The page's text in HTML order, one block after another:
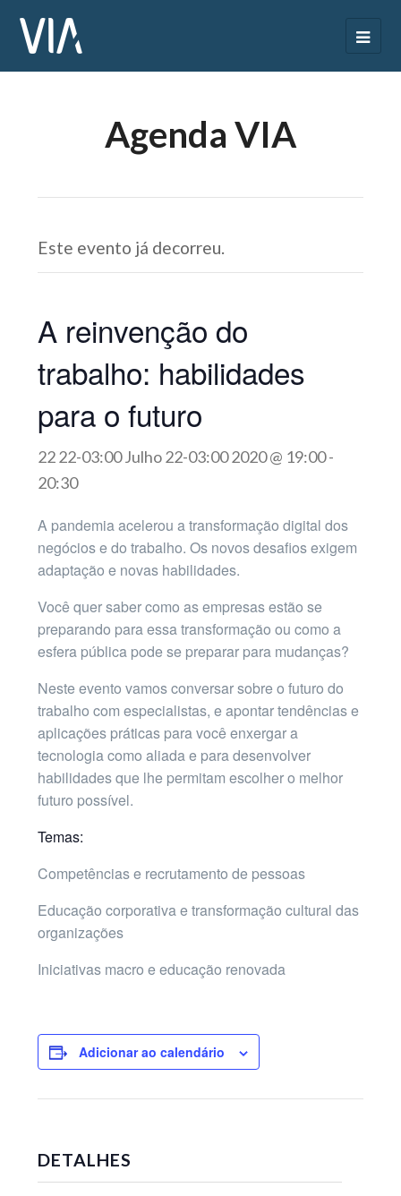
Agenda VIA
Este evento já decorreu.
A reinvenção do
trabalho: habilidades
para o futuro
22 22-03:00 Julho 22-03:00 2020 @ 19:00-
20:30
A pandemia acelerou a transformação digital dos
negócios e do trabalho. Os novos desafios exigem
adaptação e novas habilidades.
Você quer saber como as empresas estão se
preparando para essa transformação ou como a
esfera pública pode se preparar para mudanças?
Neste evento vamos conversar sobre o futuro do
trabalho com especialistas, e apontar tendências e
aplicações práticas para você enxergar a
tecnologia como aliada e para desenvolver
habilidades que lhe permitam escolher o melhor
futuro possível.
Temas:
Competências e recrutamento de pessoas
Educação corporativa e transformação cultural das
organizações
Iniciativas macro e educação renovada
Adicionar ao calendário
DETALHES